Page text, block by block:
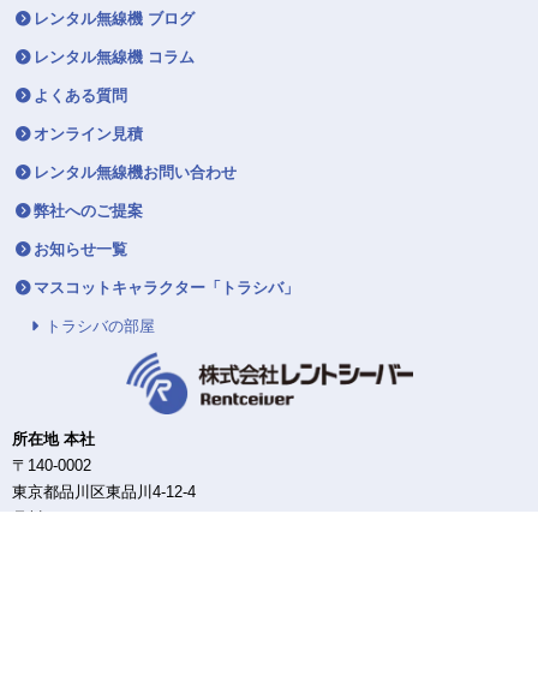
レンタル無線機 ブログ
レンタル無線機 コラム
よくある質問
オンライン見積
レンタル無線機お問い合わせ
弊社へのご提案
お知らせ一覧
マスコットキャラクター「トラシバ」
トラシバの部屋
所在地 本社
〒140-0002
東京都品川区東品川4-12-4